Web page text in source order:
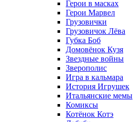
Герои в масках
Герои Марвел
Грузовички
Грузовичок Лёва
Губка Боб
Домовёнок Кузя
Звездные войны
Зверополис
Игра в кальмара
История Игрушек
Итальянские мемы
Комиксы
Котёнок Котэ